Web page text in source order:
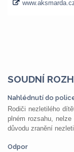
SOUDNÍ
Nahlédnutí do
Rodiči nezletilého
plném rozsahu,
důvodu zranění
Odpor